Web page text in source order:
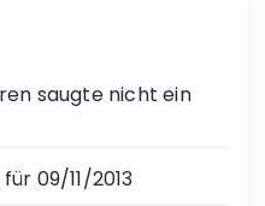
saugte nicht ein
09/11/2013